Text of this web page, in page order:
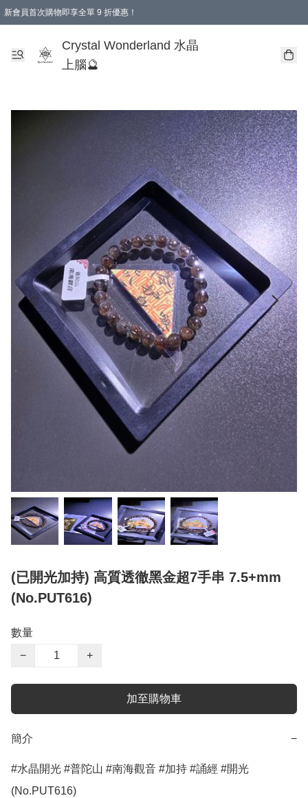
新會員首次購物即享全單 9 折優惠！
Crystal Wonderland 水晶
上腦🔮
(已開光加持) 高質透徹黑金超7手串 7.5+mm
(No.PUT616)
數量
−
+
加至購物車
簡介 −
#水晶開光 #普陀山 #南海觀音 #加持 #誦經 #開光
(No.PUT616)